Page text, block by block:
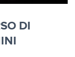
DI